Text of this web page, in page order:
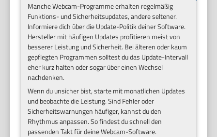
Manche Webcam-Programme erhalten regelmäßig
Funktions- und Sicherheitsupdates, andere seltener.
Informiere dich über die Update-Politik deiner Software.
Hersteller mit häufigen Updates profitieren meist von
besserer Leistung und Sicherheit. Bei älteren oder kaum
gepflegten Programmen solltest du das Update-Intervall
eher kurz halten oder sogar über einen Wechsel
nachdenken.
Wenn du unsicher bist, starte mit monatlichen Updates
und beobachte die Leistung. Sind Fehler oder
Sicherheitswarnungen häufiger, kannst du den
Rhythmus anpassen. So findest du schnell den
passenden Takt für deine Webcam-Software.